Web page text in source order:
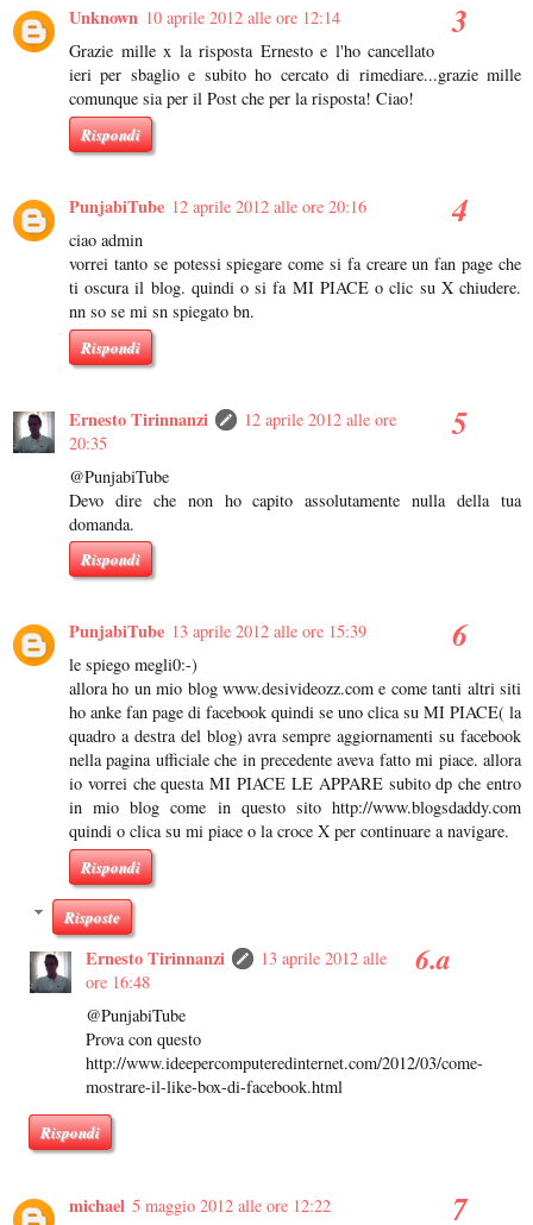
Unknown 10 aprile 2012 alle ore 12:14
Grazie mille x la risposta Ernesto e l'ho cancellato
ieri per sbaglio e subito ho cercato di rimediare...grazie mille
comunque sia per il Post che per la risposta! Ciao!
Rispondi
PunjabiTube 12 aprile 2012 alle ore 20:16
ciao admin
vorrei tanto se potessi spiegare come si fa creare un fan page che
ti oscura il blog. quindi o si fa MI PIACE o clic su X chiudere.
nn so se mi sn spiegato bn.
Rispondi
Ernesto Tirinnanzi
12 aprile 2012 alle ore
20:35
@PunjabiTube
Devo dire che non ho capito assolutamente nulla della tua
domanda.
Rispondi
PunjabiTube 13 aprile 2012 alle ore 15:39
le spiego megli0:-)
allora ho un mio blog www.desivideozz.com e come tanti altri siti
ho anke fan page di facebook quindi se uno clica su MI PIACE( la
quadro a destra del blog) avra sempre aggiornamenti su facebook
nella pagina ufficiale che in precedente aveva fatto mi piace. allora
io vorrei che questa MI PIACE LE APPARE subito dp che entro
in mio blog come in questo sito http://www.blogsdaddy.com
quindi o clica su mi piace o la croce X per continuare a navigare.
Rispondi
Risposte
Ernesto Tirinnanzi
13 aprile 2012 alle
ore 16:48
@PunjabiTube
Prova con questo
http://www.ideepercomputeredinternet.com/2012/03/come-
mostrare-il-like-box-di-facebook.html
Rispondi
michael 5 maggio 2012 alle ore 12:22